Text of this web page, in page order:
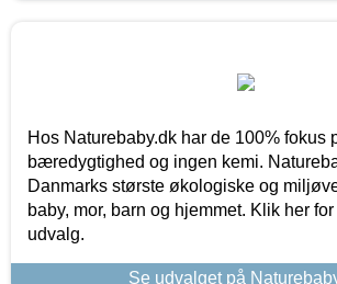
Hos Naturebaby.dk har de 100% fokus
bæredygtighed og ingen kemi.
Danmarks største økologiske og
baby, mor, barn og hjemmet. Klik her
udvalg.
Se udvalget på